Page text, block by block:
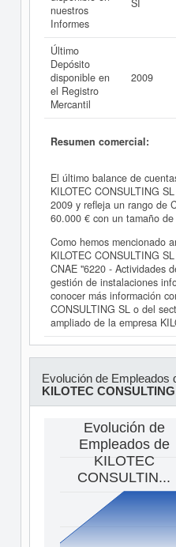
nuestros
Informes
SI
Último
Depósito
disponible en
el Registro
Mercantil
2009
Resumen comercial:
El último balance de
KILOTEC CONSULTING
2009 y refleja un rango de
60.000 € con un tamaño
Como hemos mencionado
KILOTEC CONSULTING
CNAE "6220 - Actividades
gestión de instalaciones
conocer más información
CONSULTING SL o del
ampliado de la empresa
Evolución de Empleados
KILOTEC
Evolución de
Empleados de
KILOTEC
CONSULTIN...